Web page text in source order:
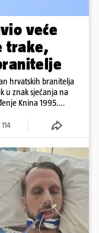
veće
trake,
hrvatskih branitelja
u znak sjećanja na
Knina 1995.
114